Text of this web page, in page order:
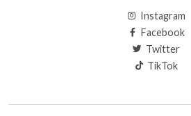
Instagram
Facebook
Twitter
TikTok